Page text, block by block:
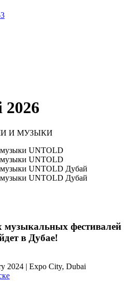
И МУЗЫКИ
фестивалей
в Дубае!
2024 | Expo City, Dubai